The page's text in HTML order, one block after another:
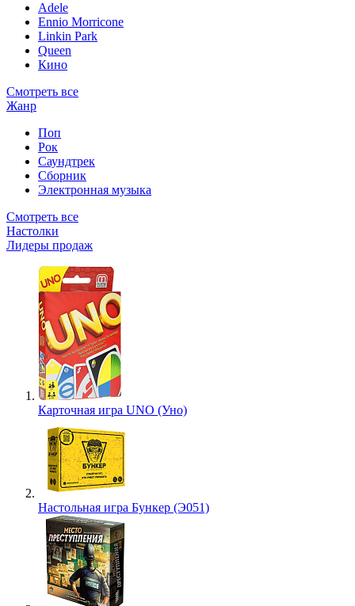
Adele
Ennio Morricone
Linkin Park
Queen
Кино
Смотреть все
Жанр
Поп
Рок
Саундтрек
Сборник
Электронная музыка
Смотреть все
Настолки
Лидеры продаж
Карточная игра UNO (Уно)
Настольная игра Бункер (Э051)